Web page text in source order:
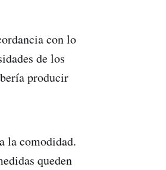
con lo
de los
producir
la comodidad.
queden